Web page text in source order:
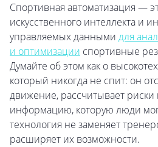
Спортивная автоматизация —
искусственного интеллекта и
управляемых данными для
и оптимизации спортивные
Думайте об этом как о
который никогда не спит: он
движение, рассчитывает риски
информацию, которую люди
технология не заменяет
расширяет их возможности.